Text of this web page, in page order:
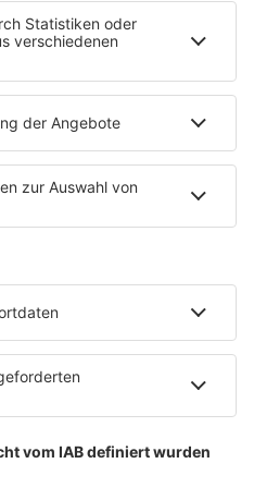
ein neues Fahrradparkhaus
Klinik bietet es
auf dem …